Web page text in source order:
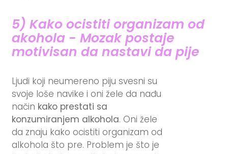
5) Kako ocistiti organizam od
akohola - Mozak postaje
motivisan da nastavi da pije
Ljudi koji neumereno piju svesni su
svoje loše navike i oni žele da nađu
način kako prestati sa
konzumiranjem alkohola. Oni žele
da znaju kako ocistiti organizam od
alkohola što pre. Problem je što je